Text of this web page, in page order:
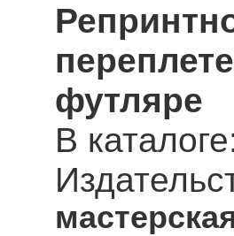
футляре
В